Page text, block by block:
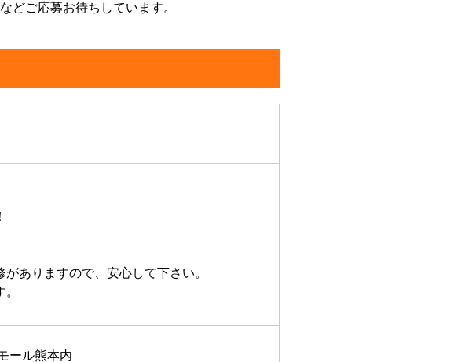
どご応募お待ちしています。
ありますので、安心して下さい。
ール熊本内